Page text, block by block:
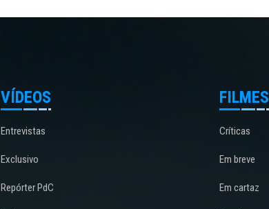
VÍDEOS
Entrevistas
Exclusivo
Repórter PdC
FILMES
Críticas
Em breve
Em cartaz